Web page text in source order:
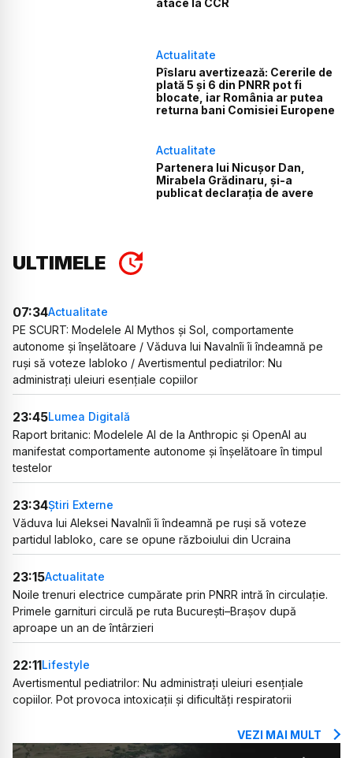
atace la CCR
Actualitate
Pîslaru avertizează: Cererile de
plată 5 și 6 din PNRR pot fi
blocate, iar România ar putea
returna bani Comisiei Europene
Actualitate
Partenera lui Nicușor Dan,
Mirabela Grădinaru, și-a
publicat declarația de avere
ULTIMELE
07:34Actualitate
PE SCURT: Modelele AI Mythos și Sol, comportamente
autonome și înșelătoare / Văduva lui Navalnîi îi îndeamnă pe
ruși să voteze Iabloko / Avertismentul pediatrilor: Nu
administrați uleiuri esențiale copiilor
23:45Lumea Digitală
Raport britanic: Modelele AI de la Anthropic și OpenAI au
manifestat comportamente autonome și înșelătoare în timpul
testelor
23:34Știri Externe
Văduva lui Aleksei Navalnîi îi îndeamnă pe ruși să voteze
partidul Iabloko, care se opune războiului din Ucraina
23:15Actualitate
Noile trenuri electrice cumpărate prin PNRR intră în circulație.
Primele garnituri circulă pe ruta București–Brașov după
aproape un an de întârzieri
22:11Lifestyle
Avertismentul pediatrilor: Nu administrați uleiuri esențiale
copiilor. Pot provoca intoxicații și dificultăți respiratorii
VEZI MAI MULT